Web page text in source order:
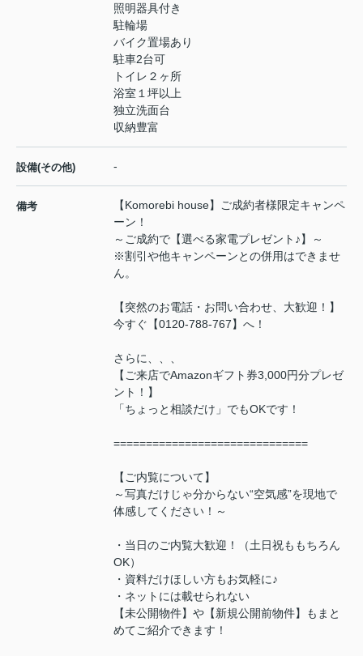
照明器具付き
駐輪場
バイク置場あり
駐車2台可
トイレ２ヶ所
浴室１坪以上
独立洗面台
収納豊富
設備(その他) -
備考
【Komorebi house】ご成約者様限定キャンペ
ーン！
～ご成約で【選べる家電プレゼント♪】～
※割引や他キャンペーンとの併用はできませ
ん。
【突然のお電話・お問い合わせ、大歓迎！】
今すぐ【0120-788-767】へ！
さらに、、、
【ご来店でAmazonギフト券3,000円分プレゼ
ント！】
「ちょっと相談だけ」でもOKです！
==============================
【ご内覧について】
～写真だけじゃ分からない“空気感”を現地で
体感してください！～
・当日のご内覧大歓迎！（土日祝ももちろん
OK）
・資料だけほしい方もお気軽に♪
・ネットには載せられない
【未公開物件】や【新規公開前物件】もまと
めてご紹介できます！